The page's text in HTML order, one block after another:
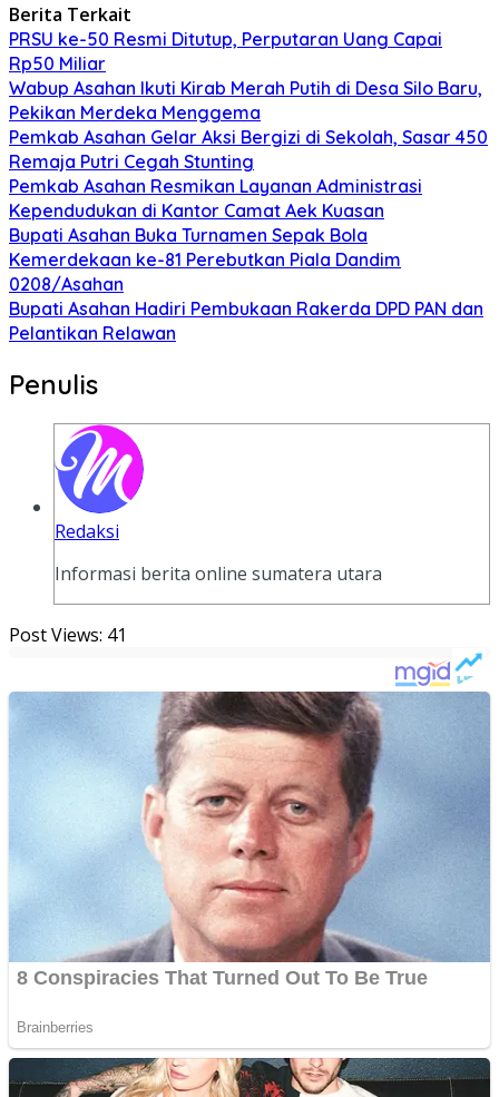
Berita Terkait
PRSU ke-50 Resmi Ditutup, Perputaran Uang Capai
Rp50 Miliar
Wabup Asahan Ikuti Kirab Merah Putih di Desa Silo Baru,
Pekikan Merdeka Menggema
Pemkab Asahan Gelar Aksi Bergizi di Sekolah, Sasar 450
Remaja Putri Cegah Stunting
Pemkab Asahan Resmikan Layanan Administrasi
Kependudukan di Kantor Camat Aek Kuasan
Bupati Asahan Buka Turnamen Sepak Bola
Kemerdekaan ke-81 Perebutkan Piala Dandim
0208/Asahan
Bupati Asahan Hadiri Pembukaan Rakerda DPD PAN dan
Pelantikan Relawan
Penulis
Redaksi
Informasi berita online sumatera utara
Post Views: 41